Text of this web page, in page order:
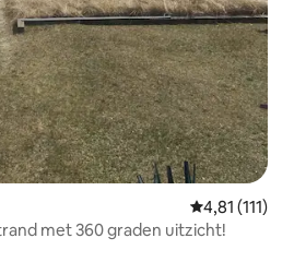
Gemiddelde
4,81 (111)
met 360 graden uitzicht!